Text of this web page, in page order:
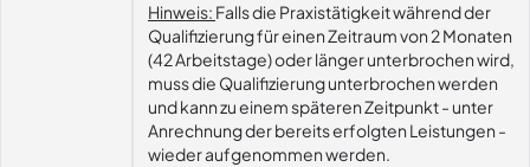
Hinweis: Falls die Praxistätigkeit während der
Qualifizierung für einen Zeitraum von 2 Monaten
(42 Arbeitstage) oder länger unterbrochen wird,
muss die Qualifizierung unterbrochen werden
und kann zu einem späteren Zeitpunkt - unter
Anrechnung der bereits erfolgten Leistungen -
wieder aufgenommen werden.